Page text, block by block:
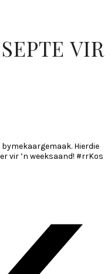
VIR
Hierdie
vir ’n weeksaand! #rrKos